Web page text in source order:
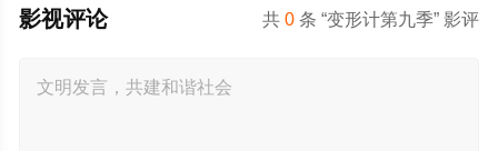
共0 条 “变形计第九季” 影评
影视评论